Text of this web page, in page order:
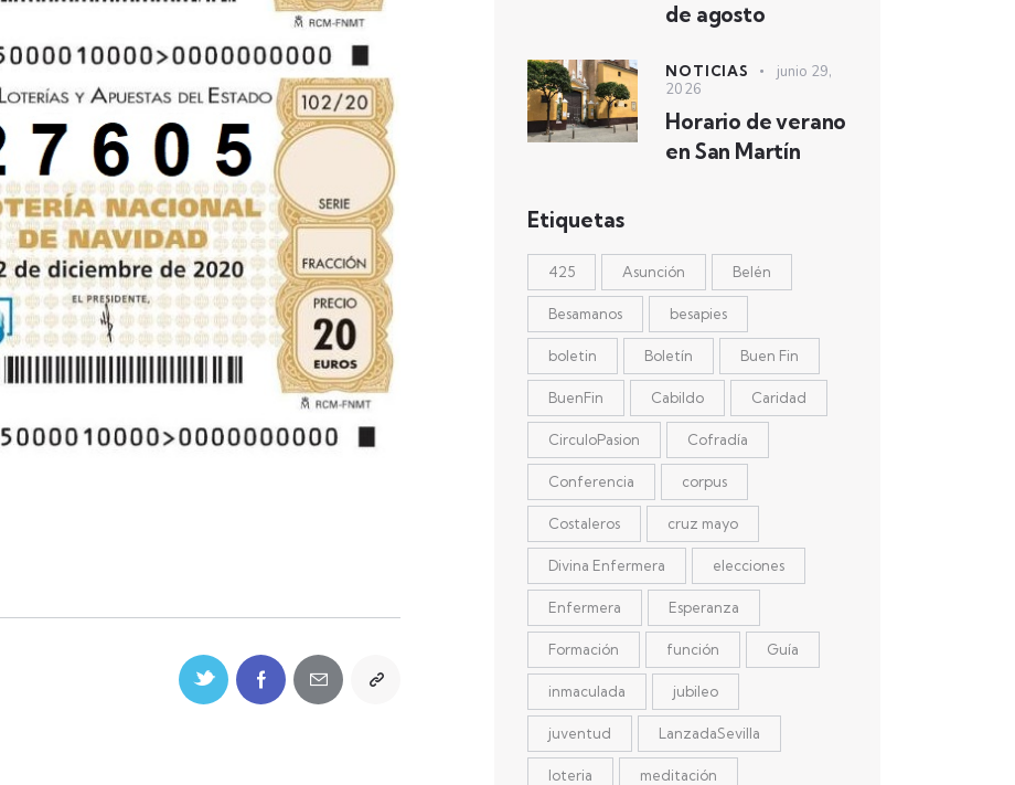
de agosto
NOTICIAS
junio 29,
2026
Horario de verano
en San Martín
Etiquetas
425 Asunción Belén
Besamanos besapies
boletin Boletín Buen Fin
BuenFin Cabildo Caridad
CirculoPasion Cofradía
Conferencia corpus
Costaleros cruz mayo
Divina Enfermera elecciones
Enfermera Esperanza
Formación función Guía
inmaculada jubileo
juventud LanzadaSevilla
loteria meditación